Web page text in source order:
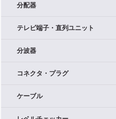
分配器
テレビ端子・直列ユニット
分波器
コネクタ・プラグ
ケーブル